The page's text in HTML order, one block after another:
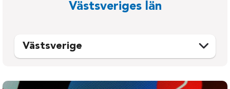
Västsveriges län
Västsverige
Alingsås Munkedal